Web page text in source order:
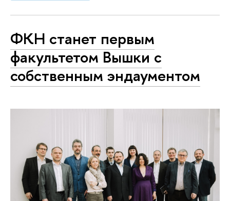
ФКН станет первым
факультетом Вышки с
собственным эндаументом